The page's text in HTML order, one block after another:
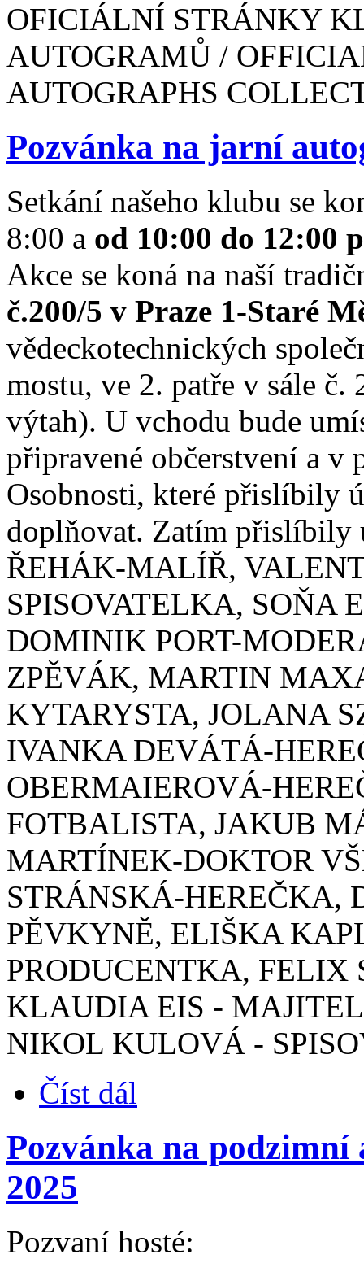
OFICIÁLNÍ STRÁNKY
AUTOGRAMŮ /
AUTOGRAPHS
Pozvánka na jarní
Setkání našeho klubu se
8:00 a od 10:00 do 12:00
Akce se koná na naší
č.200/5 v Praze 1-Staré
vědeckotechnických
mostu, ve 2. patře v sále
výtah). U vchodu bude
připravené občerstvení a
Osobnosti, které přislíbily
doplňovat. Zatím přislíbily
ŘEHÁK-MALÍŘ,
SPISOVATELKA, SOŇA
DOMINIK PORT-
ZPĚVÁK, MARTIN
KYTARYSTA, JOLANA
IVANKA DEVÁTÁ-
OBERMAIEROVÁ-
FOTBALISTA, JAKUB
MARTÍNEK-DOKTOR
STRÁNSKÁ-HEREČKA,
PĚVKYNĚ, ELIŠKA
PRODUCENTKA, FELIX
KLAUDIA EIS -
NIKOL KULOVÁ -
Číst dál
Pozvánka na
2025
Pozvaní hosté: